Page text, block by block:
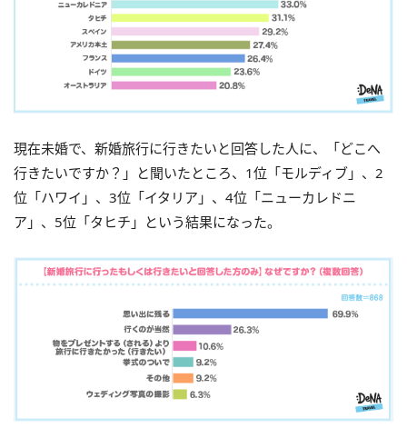
現在未婚で、新婚旅行に行きたいと回答した人に、「どこへ
行きたいですか？」と聞いたところ、1位「モルディブ」、2
位「ハワイ」、3位「イタリア」、4位「ニューカレドニ
ア」、5位「タヒチ」という結果になった。